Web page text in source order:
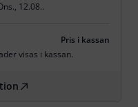
12.08..
Pris i kassan
visas i kassan.